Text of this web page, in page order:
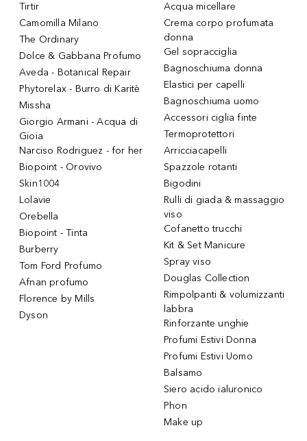
Tirtir
Camomilla Milano
The Ordinary
Dolce & Gabbana Profumo
Aveda - Botanical Repair
Phytorelax - Burro di Karitè
Missha
Giorgio Armani - Acqua di
Gioia
Narciso Rodriguez - for her
Biopoint - Orovivo
Skin1004
Lolavie
Orebella
Biopoint - Tinta
Burberry
Tom Ford Profumo
Afnan profumo
Florence by Mills
Dyson
Acqua micellare
Crema corpo profumata
donna
Gel sopracciglia
Bagnoschiuma donna
Elastici per capelli
Bagnoschiuma uomo
Accessori ciglia finte
Termoprotettori
Arricciacapelli
Spazzole rotanti
Bigodini
Rulli di giada & massaggio
viso
Cofanetto trucchi
Kit & Set Manicure
Spray viso
Douglas Collection
Rimpolpanti & volumizzanti
labbra
Rinforzante unghie
Profumi Estivi Donna
Profumi Estivi Uomo
Balsamo
Siero acido ialuronico
Phon
Make up